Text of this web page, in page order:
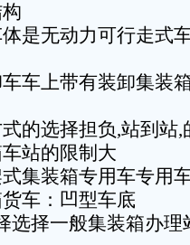
体是无动力可行走式
车车上带有装卸集装
的选择担负,站到站
站的限制大
式集装箱专用车专用
车：凹型车底
选择一般集装箱办